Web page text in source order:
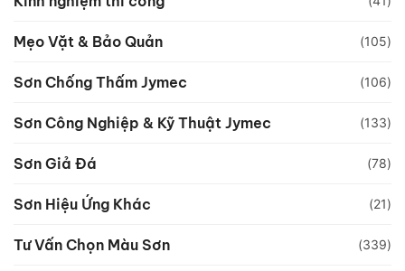
Mẹo Vặt & Bảo Quản (105)
Sơn Chống Thấm Jymec (106)
Sơn Công Nghiệp & Kỹ Thuật Jymec (133)
Sơn Giả Đá (78)
Sơn Hiệu Ứng Khác (21)
Tư Vấn Chọn Màu Sơn (339)